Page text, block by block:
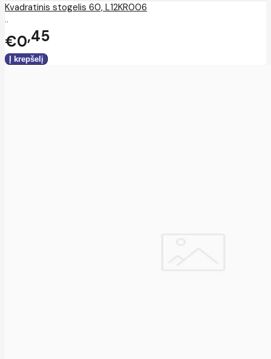
Kvadratinis stogelis 60, L12KR006
..
€0 45